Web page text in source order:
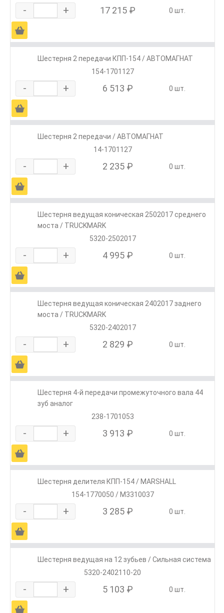
- + 17 215 ₽ 0 шт.
Ä
Шестерня 2 передачи КПП-154 / АВТОМАГНАТ
154-1701127
- + 6 513 ₽ 0 шт.
Ä
Шестерня 2 передачи / АВТОМАГНАТ
14-1701127
- + 2 235 ₽ 0 шт.
Ä
Шестерня ведущая коническая 2502017 среднего
моста / TRUCKMARK
5320-2502017
- + 4 995 ₽ 0 шт.
Ä
Шестерня ведущая коническая 2402017 заднего
моста / TRUCKMARK
5320-2402017
- + 2 829 ₽ 0 шт.
Ä
Шестерня 4-й передачи промежуточного вала 44
зуб аналог
238-1701053
- + 3 913 ₽ 0 шт.
Ä
Шестерня делителя КПП-154 / MARSHALL
154-1770050 / M3310037
- + 3 285 ₽ 0 шт.
Ä
Шестерня ведущая на 12 зубьев / Сильная система
5320-2402110-20
- + 5 103 ₽ 0 шт.
Ä